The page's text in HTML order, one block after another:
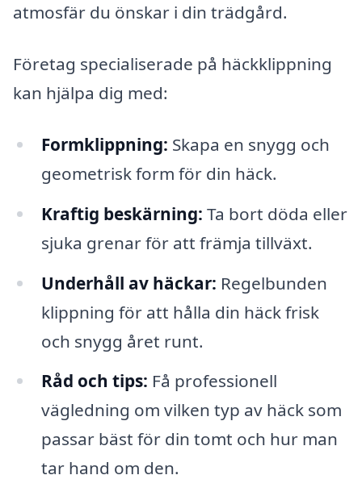
atmosfär du önskar i din trädgård.
Företag specialiserade på häckklippning
kan hjälpa dig med:
Formklippning: Skapa en snygg och
geometrisk form för din häck.
Kraftig beskärning: Ta bort döda eller
sjuka grenar för att främja tillväxt.
Underhåll av häckar: Regelbunden
klippning för att hålla din häck frisk
och snygg året runt.
Råd och tips: Få professionell
vägledning om vilken typ av häck som
passar bäst för din tomt och hur man
tar hand om den.